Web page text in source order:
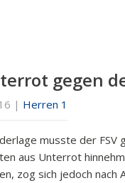
gegen
| Herren 1
musste der FSV
aus Unterrot
zog sich jedoch nach